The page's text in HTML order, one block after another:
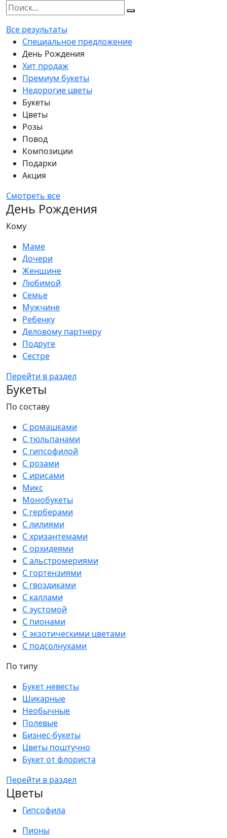
Все результаты
Специальное предложение
День Рождения
Хит продаж
Премиум букеты
Недорогие цветы
Букеты
Цветы
Розы
Повод
Композиции
Подарки
Акция
Смотреть все
День Рождения
Кому
Маме
Дочери
Женщине
Любимой
Семье
Мужчине
Ребенку
Деловому партнеру
Подруге
Сестре
Перейти в раздел
Букеты
По составу
С ромашками
С тюльпанами
С гипсофилой
С розами
С ирисами
Микс
Монобукеты
С герберами
С лилиями
С хризантемами
С орхидеями
С альстромериями
С гортензиями
С гвоздиками
С каллами
С эустомой
С пионами
С экзотическими цветами
С подсолнухами
По типу
Букет невесты
Шикарные
Необычные
Полевые
Бизнес-букеты
Цветы поштучно
Букет от флориста
Перейти в раздел
Цветы
Гипсофила
Пионы